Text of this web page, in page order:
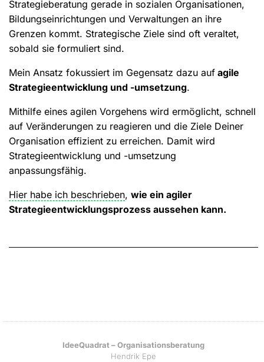
Strategieberatung gerade in sozialen Organisationen,
Bildungseinrichtungen und Verwaltungen an ihre
Grenzen kommt. Strategische Ziele sind oft veraltet,
sobald sie formuliert sind.
Mein Ansatz fokussiert im Gegensatz dazu auf agile
Strategieentwicklung und -umsetzung.
Mithilfe eines agilen Vorgehens wird ermöglicht, schnell
auf Veränderungen zu reagieren und die Ziele Deiner
Organisation effizient zu erreichen. Damit wird
Strategieentwicklung und -umsetzung
anpassungsfähig.
Hier habe ich beschrieben, wie ein agiler
Strategieentwicklungsprozess aussehen kann.
IdeeQuadrat – Organisationsberatung
Hendrik Epe